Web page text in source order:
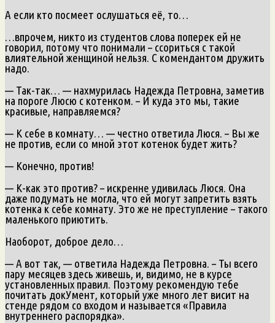
А если кто посмеет ослушаться её, то…
…впрочем, никто из студентов слова поперек ей не
говорил, потому что понимали – ссориться с такой
влиятельной женщиной нельзя. С комендантом дружить
надо.
— Так-так… — нахмурилась Надежда Петровна, заметив
на пороге Люсю с котенком. – И куда это мы, такие
красивые, направляемся?
— К себе в комнату… — честно ответила Люся. – Вы же
не против, если со мной этот котенок будет жить?
— Конечно, против!
— К-как это против? – искренне удивилась Люся. Она
даже подумать не могла, что ей могут запретить взять
котенка к себе комнату. Это же не преступление – такого
маленького приютить.
Наоборот, доброе дело…
— А вот так, — ответила Надежда Петровна. – Ты всего
пару месяцев здесь живешь, и, видимо, не в курсе
установленных правил. Поэтому рекомендую тебе
почитать докУмент, который уже много лет висит на
стенде рядом со входом и называется «Правила
внутреннего распорядка».